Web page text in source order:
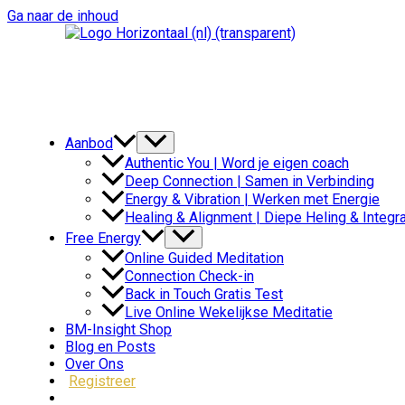
Ga naar de inhoud
Aanbod
Authentic You | Word je eigen coach
Deep Connection | Samen in Verbinding
Energy & Vibration | Werken met Energie
Healing & Alignment | Diepe Heling &
Free Energy
Online Guided Meditation
Connection Check-in
Back in Touch Gratis Test
Live Online Wekelijkse Meditatie
BM-Insight Shop
Blog en Posts
Over Ons
Registreer